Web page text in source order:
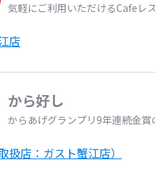
気軽にご利用いただけるCafeレ
店
から好し
からあげグランプリ9年連続金賞
取扱店：ガスト蟹江店）